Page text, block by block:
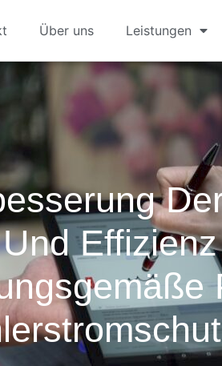
Über uns Leistungen
Und